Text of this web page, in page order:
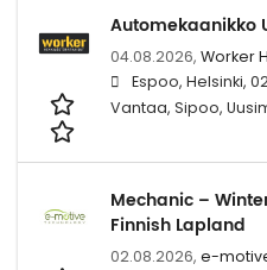
Automekaanikko
04.08.2026, Worker
Espoo, Helsinki,
Vantaa, Sipoo,
Mechanic –
Finnish Lapland
02.08.2026, e-